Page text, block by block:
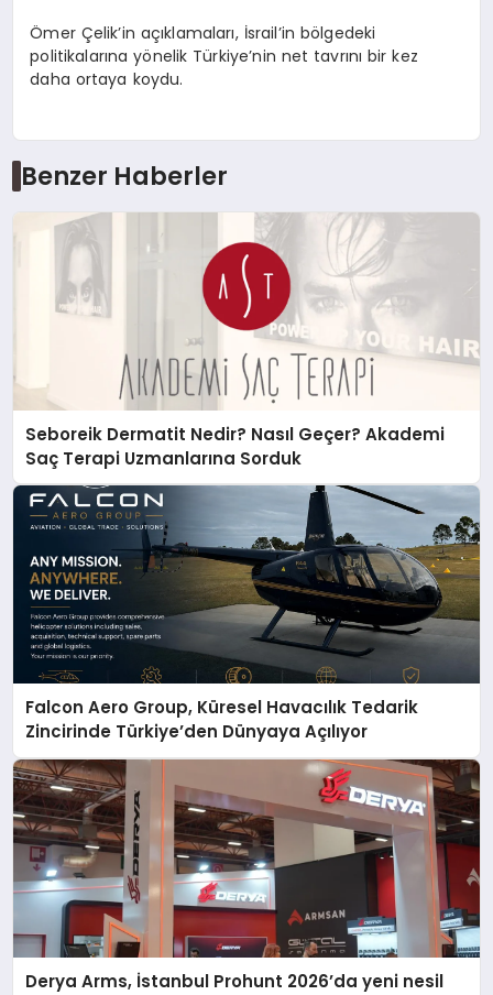
Ömer Çelik’in açıklamaları, İsrail’in bölgedeki
politikalarına yönelik Türkiye’nin net tavrını bir kez
daha ortaya koydu.
Benzer Haberler
Seboreik Dermatit Nedir? Nasıl Geçer? Akademi
Saç Terapi Uzmanlarına Sorduk
Falcon Aero Group, Küresel Havacılık Tedarik
Zincirinde Türkiye’den Dünyaya Açılıyor
Derya Arms, İstanbul Prohunt 2026’da yeni nesil